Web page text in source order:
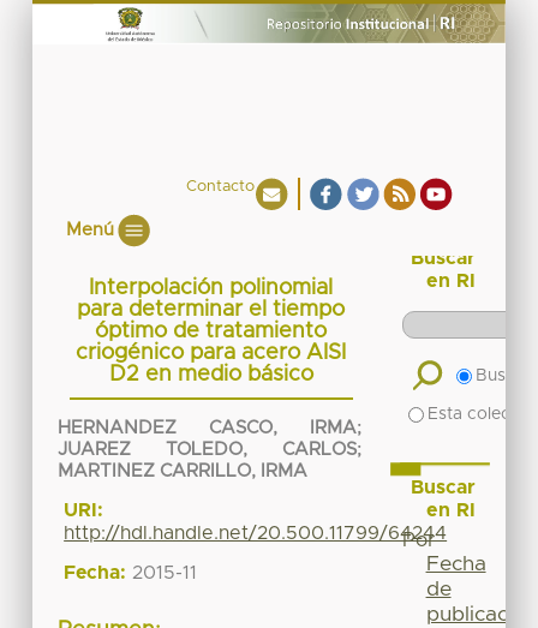
Contacto
Menú
Interpolación polinomial
para determinar el tiempo
óptimo de tratamiento
criogénico para acero AISI
D2 en medio básico
HERNANDEZ CASCO, IRMA;
JUAREZ TOLEDO, CARLOS;
MARTINEZ CARRILLO, IRMA
URI:
http://hdl.handle.net/20.500.11799/64244
Fecha: 2015-11
Buscar
en RI
Buscar
Esta
Buscar
en RI
Por
Fecha
de
publicación